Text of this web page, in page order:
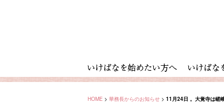
HOME > 華務長からのお知らせ > 11月24日 。大覚寺は嵯